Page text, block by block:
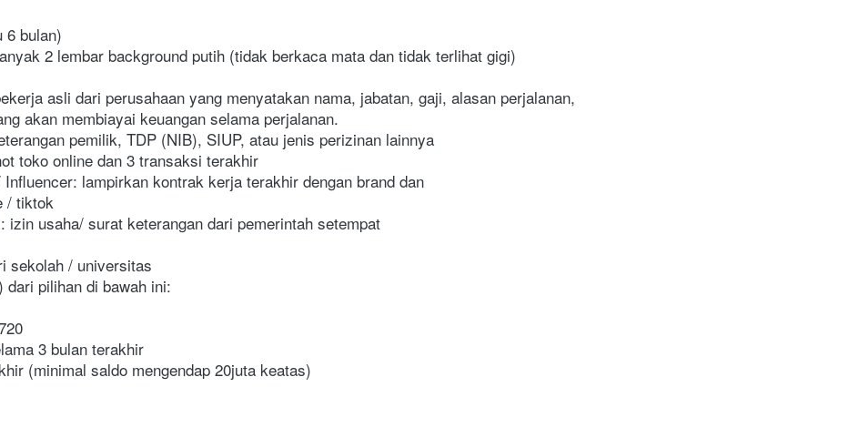
6 bulan)
2 lembar background putih (tidak berkaca mata dan tidak terlihat gigi)
asli dari perusahaan yang menyatakan nama, jabatan, gaji, alasan perjalanan,
akan membiayai keuangan selama perjalanan.
pemilik, TDP (NIB), SIUP, atau jenis perizinan lainnya
toko online dan 3 transaksi terakhir
lampirkan kontrak kerja terakhir dengan brand dan
/ tiktok
usaha/ surat keterangan dari pemerintah setempat
sekolah / universitas
pilihan di bawah ini:
3 bulan terakhir
(minimal saldo mengendap 20juta keatas)